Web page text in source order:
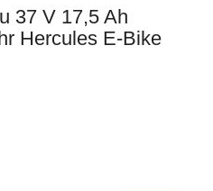
37 V 17,5 Ah
Hercules E-Bike